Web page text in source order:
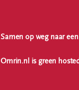
Samen op weg naar
Omrin.nl is green hosted